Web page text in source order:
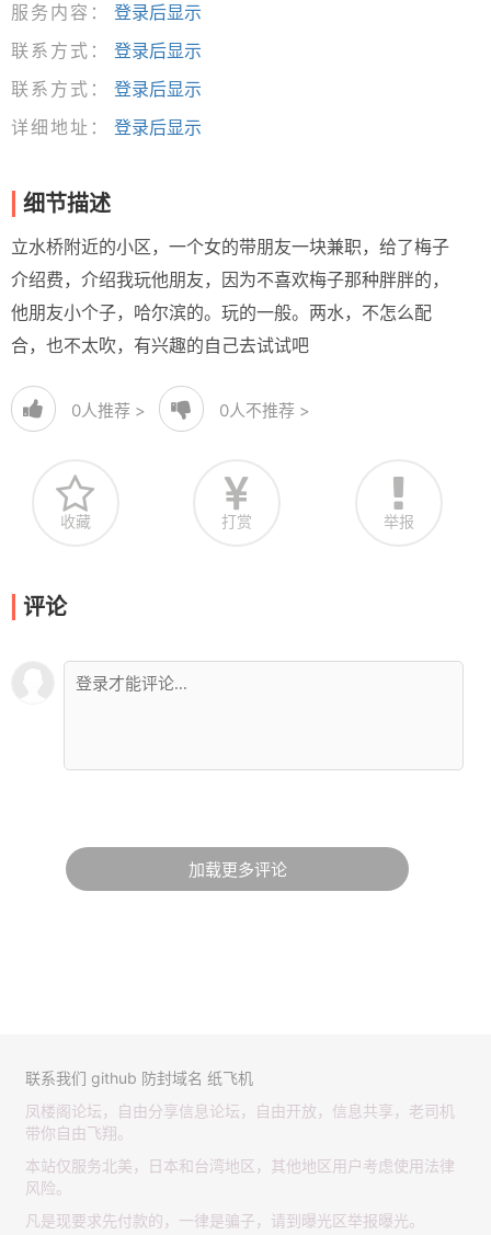
服务内容：
登录后显示
联系方式：
登录后显示
联系方式：
登录后显示
详细地址：
登录后显示
细节描述
立水桥附近的小区，一个女的带朋友一块兼职，给了梅子
介绍费，介绍我玩他朋友，因为不喜欢梅子那种胖胖的，
他朋友小个子，哈尔滨的。玩的一般。两水，不怎么配
合，也不太吹，有兴趣的自己去试试吧
0人推荐 > 0人不推荐 >
收藏 打赏 举报
评论
加载更多评论
联系我们 github 防封域名 纸飞机
凤楼阁论坛，自由分享信息论坛，自由开放，信息共享，老司机
带你自由飞翔。
本站仅服务北美，日本和台湾地区，其他地区用户考虑使用法律
风险。
凡是现要求先付款的，一律是骗子，请到曝光区举报曝光。